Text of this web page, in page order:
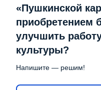
«Пушкинской
приобретением
улучшить
культуры?
Напишите — решим!